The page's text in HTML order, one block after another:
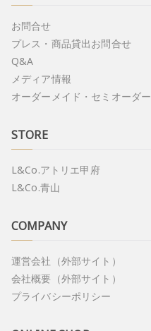
お問合せ
プレス・商品貸出お問合せ
Q&A
メディア情報
オーダーメイド・セミオーダ
STORE
L&Co.アトリエ甲府
L&Co.青山
COMPANY
運営会社（外部サイト）
会社概要（外部サイト）
プライバシーポリシー